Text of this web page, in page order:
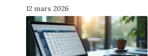
12 mars 2026